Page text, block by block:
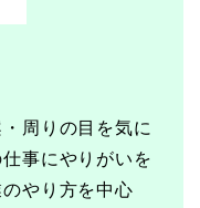
周りの目を気に
事にやりがいを
やり方を中心